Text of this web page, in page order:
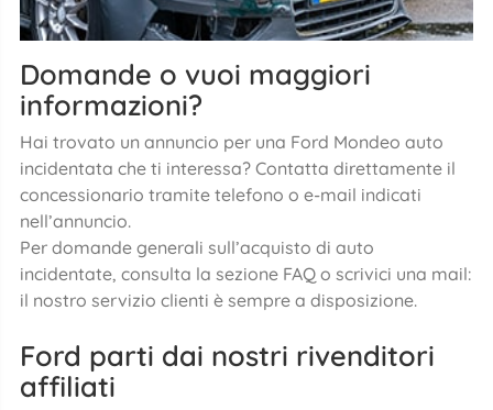
Domande o vuoi maggiori
informazioni?
Hai trovato un annuncio per una Ford Mondeo auto
incidentata che ti interessa? Contatta direttamente il
concessionario tramite telefono o e-mail indicati
nell’annuncio.
Per domande generali sull’acquisto di auto
incidentate, consulta la sezione FAQ o scrivici una mail:
il nostro servizio clienti è sempre a disposizione.
Ford parti dai nostri rivenditori
affiliati